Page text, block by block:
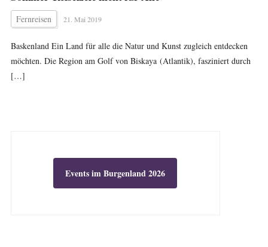
Fernreisen 21. Mai 2019
Baskenland Ein Land für alle die Natur und Kunst zugleich entdecken
möchten. Die Region am Golf von Biskaya (Atlantik), fasziniert durch
[…]
Events im Burgenland 2026